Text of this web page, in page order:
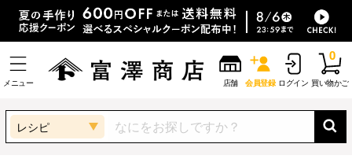
メニュー 店舗 会員登録 ログイン 買い物かご
0
レシピ